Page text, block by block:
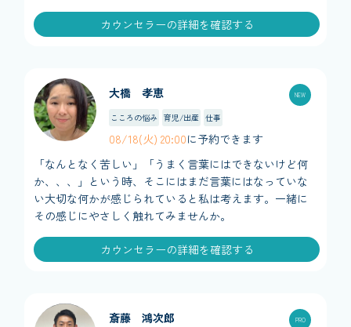
カウンセラーの詳細を確認する
大橋 孝恵
こころの悩み 育児/出産 仕事
08/18(火) 20:00に予約できます
「なんとなく苦しい」「うまく言葉にはできないけど何
か、、、」という時、そこにはまだ言葉にはなっていな
い大切な何かが感じられていると私は考えます。一緒に
その感じにやさしく触れてみませんか。
カウンセラーの詳細を確認する
斎藤 鴻次郎